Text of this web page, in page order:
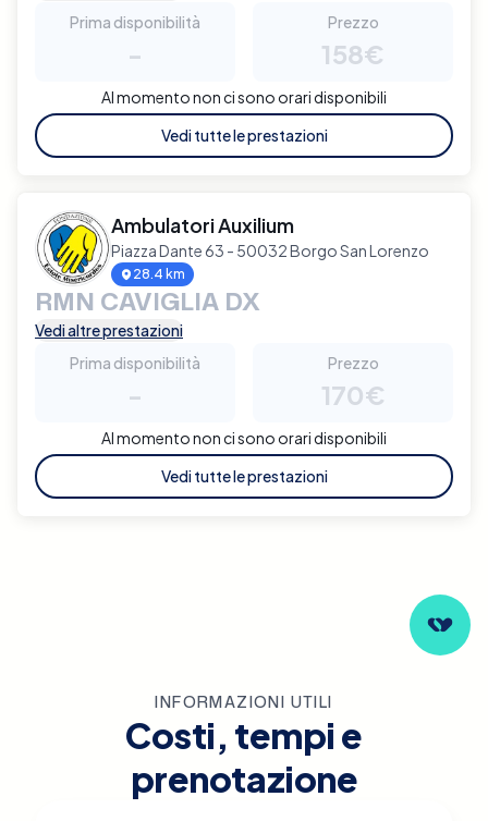
Prima disponibilità
-
Prezzo
158€
Al momento non ci sono orari disponibili
Vedi tutte le prestazioni
Ambulatori Auxilium
Piazza Dante 63 - 50032 Borgo San Lorenzo
28.4 km
RMN CAVIGLIA DX
Vedi altre prestazioni
Prima disponibilità
-
Prezzo
170€
Al momento non ci sono orari disponibili
Vedi tutte le prestazioni
INFORMAZIONI UTILI
Costi, tempi e
prenotazione